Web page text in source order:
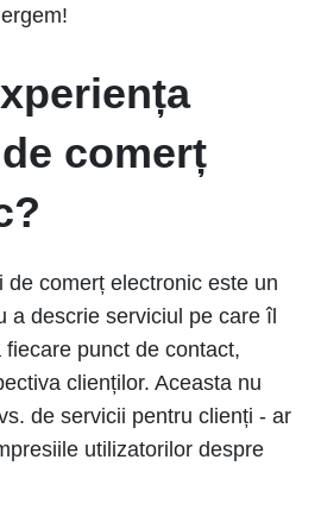
comerț
de comerț electronic este un
a descrie serviciul pe care îl
punct de contact,
clienților. Aceasta nu
de servicii pentru clienți - ar
utilizatorilor despre